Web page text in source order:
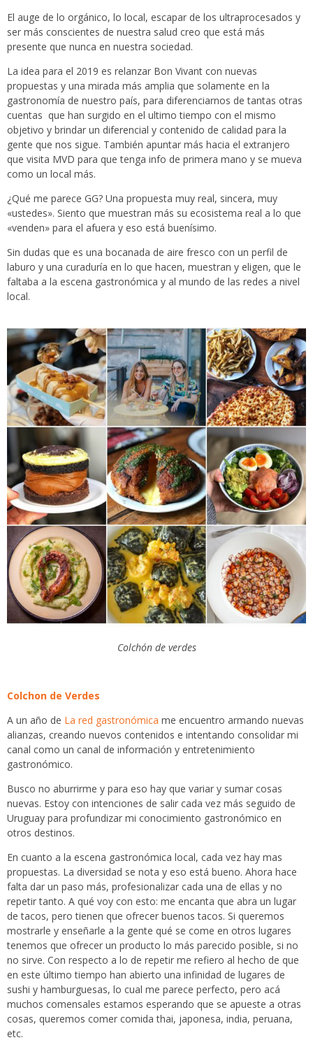
El auge de lo orgánico, lo local, escapar de los ultraprocesados y
ser más conscientes de nuestra salud creo que está más
presente que nunca en nuestra sociedad.
La idea para el 2019 es relanzar Bon Vivant con nuevas
propuestas y una mirada más amplia que solamente en la
gastronomía de nuestro país, para diferenciarnos de tantas otras
cuentas que han surgido en el ultimo tiempo con el mismo
objetivo y brindar un diferencial y contenido de calidad para la
gente que nos sigue. También apuntar más hacia el extranjero
que visita MVD para que tenga info de primera mano y se mueva
como un local más.
¿Qué me parece GG? Una propuesta muy real, sincera, muy
«ustedes». Siento que muestran más su ecosistema real a lo que
«venden» para el afuera y eso está buenísimo.
Sin dudas que es una bocanada de aire fresco con un perfil de
laburo y una curaduría en lo que hacen, muestran y eligen, que le
faltaba a la escena gastronómica y al mundo de las redes a nivel
local.
Colchón de verdes
Colchon de Verdes
A un año de La red gastronómica me encuentro armando nuevas
alianzas, creando nuevos contenidos e intentando consolidar mi
canal como un canal de información y entretenimiento
gastronómico.
Busco no aburrirme y para eso hay que variar y sumar cosas
nuevas. Estoy con intenciones de salir cada vez más seguido de
Uruguay para profundizar mi conocimiento gastronómico en
otros destinos.
En cuanto a la escena gastronómica local, cada vez hay mas
propuestas. La diversidad se nota y eso está bueno. Ahora hace
falta dar un paso más, profesionalizar cada una de ellas y no
repetir tanto. A qué voy con esto: me encanta que abra un lugar
de tacos, pero tienen que ofrecer buenos tacos. Si queremos
mostrarle y enseñarle a la gente qué se come en otros lugares
tenemos que ofrecer un producto lo más parecido posible, si no
no sirve. Con respecto a lo de repetir me refiero al hecho de que
en este último tiempo han abierto una infinidad de lugares de
sushi y hamburguesas, lo cual me parece perfecto, pero acá
muchos comensales estamos esperando que se apueste a otras
cosas, queremos comer comida thai, japonesa, india, peruana,
etc.